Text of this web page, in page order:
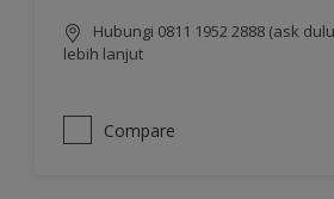
Hubungi 0811 1952 2888 (ask
lebih lanjut
Compare